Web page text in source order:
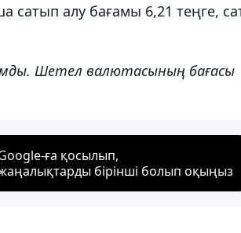
сатып алу бағамы 6,21 теңге,
Шетел валютасының бағасы
ға қосылып,
бірінші болып оқыңыз